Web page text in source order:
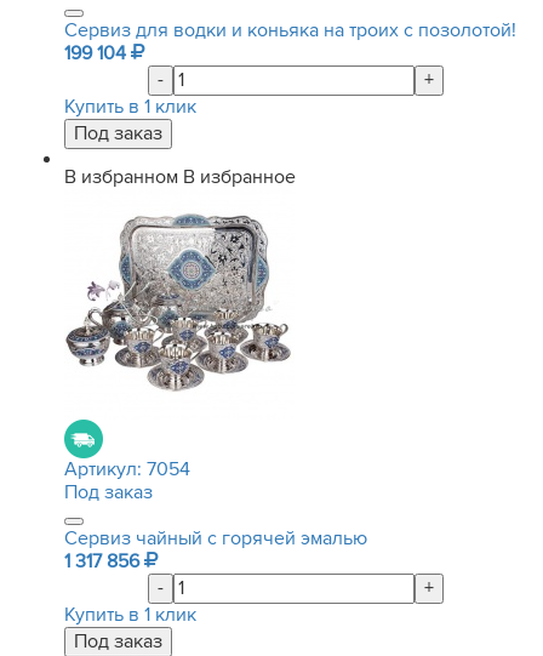
Сервиз для водки и коньяка на троих с позолотой!
199 104
-
+
Купить в 1 клик
В избранном В избранное
Артикул: 7054
Под заказ
Сервиз чайный с горячей эмалью
1 317 856
-
+
Купить в 1 клик